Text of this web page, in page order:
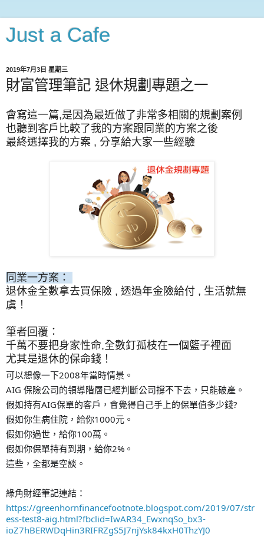
Just a Cafe
2019年7月3日 星期三
財富管理筆記 退休規劃專題之一
會寫這一篇,是因為最近做了非常多相關的規劃案例
也聽到客戶比較了我的方案跟同業的方案之後
最終選擇我的方案 , 分享給大家一些經驗
同業一方案：
退休金全數拿去買保險 , 透過年金險給付 , 生活就無
虞！
筆者回覆：
千萬不要把身家性命,全數釘孤枝在一個籃子裡面
尤其是退休的保命錢！
可以想像一下2008年當時情景。
AIG 保險公司的領導階層已經判斷公司撐不下去，只能破產。
假如持有AIG保單的客戶，會覺得自己手上的保單值多少錢?
假如你生病住院，給你1000元。
假如你過世，給你100萬。
假如你保單持有到期，給你2%。
這些，全都是空談。
綠角財經筆記連結：
https://greenhornfinancefootnote.blogspot.com/2019/07/str
ess-test8-aig.html?fbclid=IwAR34_EwxnqSo_bx3-
ioZ7hBERWDqHin3RIFRZgS5J7njYsk84kxH0ThzYJ0